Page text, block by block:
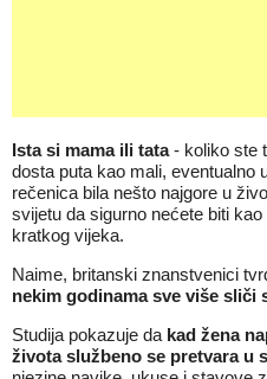
Ista si mama ili tata- koliko ste
dosta puta kao mali, eventualno
rečenica bila nešto najgore u
svijetu da sigurno nećete biti
kratkog vijeka.
Naime, britanski znanstvenici
nekim godinama sve više sliči
Studija pokazuje da kad žena
života službeno se pretvara u